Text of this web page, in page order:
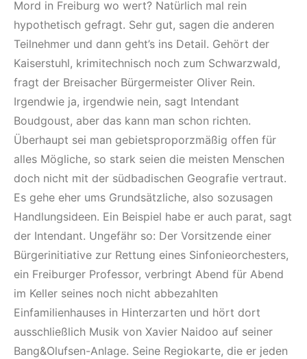
Mord in Freiburg wo wert? Natürlich mal rein
hypothetisch gefragt. Sehr gut, sagen die anderen
Teilnehmer und dann geht’s ins Detail. Gehört der
Kaiserstuhl, krimitechnisch noch zum Schwarzwald,
fragt der Breisacher Bürgermeister Oliver Rein.
Irgendwie ja, irgendwie nein, sagt Intendant
Boudgoust, aber das kann man schon richten.
Überhaupt sei man gebietsproporzmäßig offen für
alles Mögliche, so stark seien die meisten Menschen
doch nicht mit der südbadischen Geografie vertraut.
Es gehe eher ums Grundsätzliche, also sozusagen
Handlungsideen. Ein Beispiel habe er auch parat, sagt
der Intendant. Ungefähr so: Der Vorsitzende einer
Bürgerinitiative zur Rettung eines Sinfonieorchesters,
ein Freiburger Professor, verbringt Abend für Abend
im Keller seines noch nicht abbezahlten
Einfamilienhauses in Hinterzarten und hört dort
ausschließlich Musik von Xavier Naidoo auf seiner
Bang&Olufsen-Anlage. Seine Regiokarte, die er jeden